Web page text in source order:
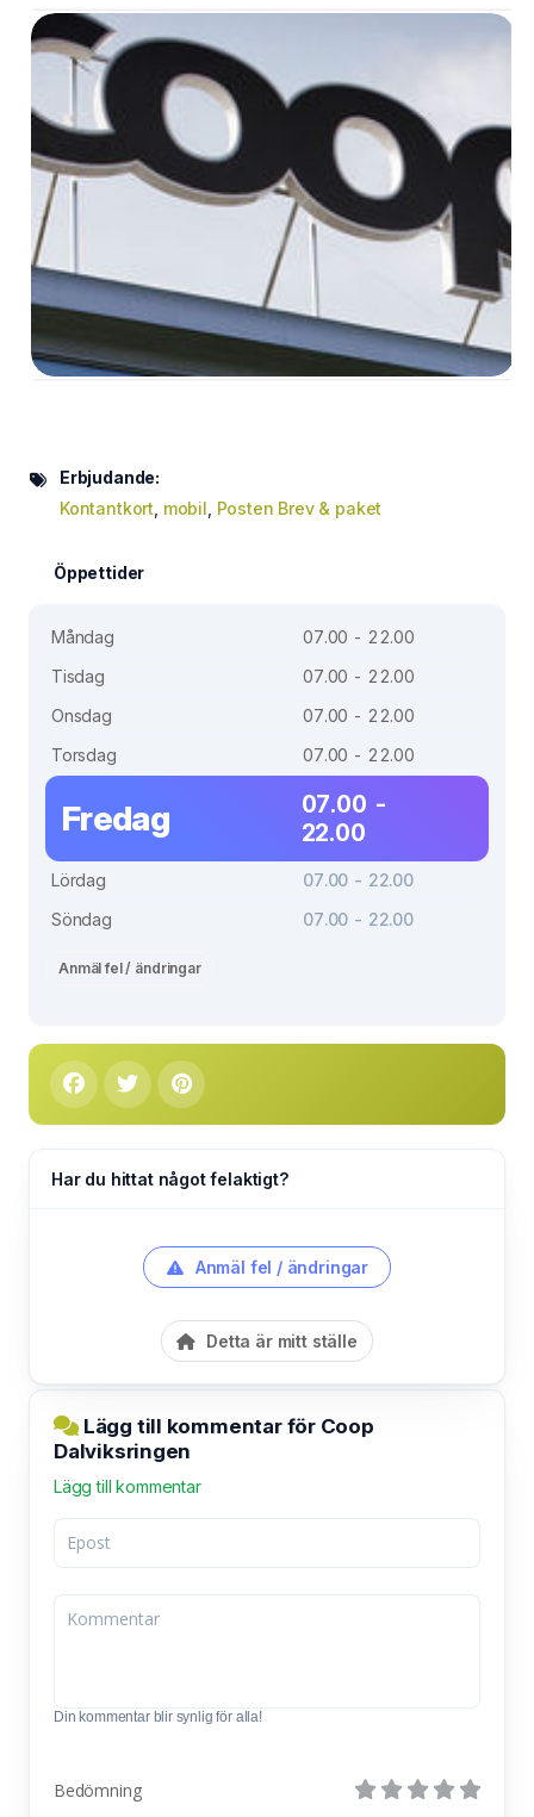
Erbjudande:
Kontantkort mobil Posten Brev & paket
Öppettider
Måndag
07.00 - 22.00
Tisdag
07.00 - 22.00
Onsdag
07.00 - 22.00
Torsdag
07.00 - 22.00
Fredag
07.00 -
22.00
Lördag
07.00 - 22.00
Söndag
07.00 - 22.00
Anmäl fel / ändringar
Har du hittat något felaktigt?
Anmäl fel / ändringar
Detta är mitt ställe
Lägg till kommentar för Coop
Dalviksringen
Lägg till kommentar
Din kommentar blir synlig för alla!
Bedömning